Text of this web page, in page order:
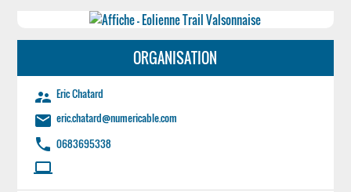
ORGANISATION
supervisor_account Eric Chatard
email eric.chatard@numericable.com
phone 0683695338
laptop